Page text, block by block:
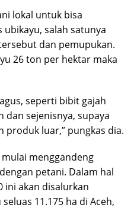
lokal untuk bisa
salah satunya
dan pemupukan.
26 ton per hektar maka
seperti bibit gajah
sejenisnya, supaya
produk luar,” pungkas dia.
menggandeng
petani. Dalam hal
ini akan disalurkan
11.175 ha di Aceh,